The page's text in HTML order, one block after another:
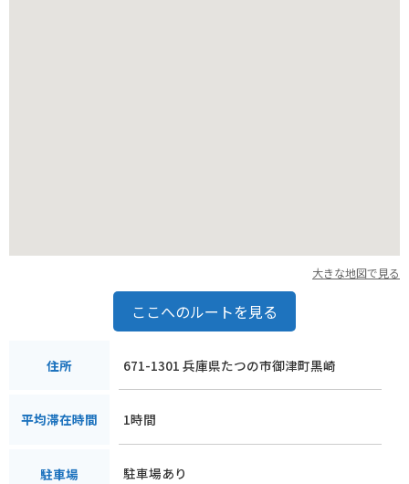
大きな地図で見る
ここへのルートを見る
住所 671-1301 兵庫県たつの市御津町黒崎
平均滞在時間 1時間
駐車場 駐車場あり